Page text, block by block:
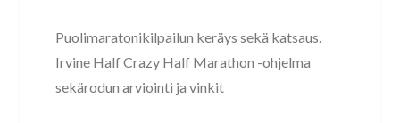
Puolimaratonikilpailun keräys sekä katsaus.
Irvine Half Crazy Half Marathon -ohjelma
sekärodun arviointi ja vinkit